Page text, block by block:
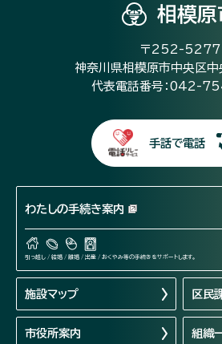
相模原
〒252-5277
神奈川県相模原市中央区
代表電話番号：042-
手話で電話
わたしの手続き案内
引っ越し / 結婚 / 離婚 / 出産 / おくやみ等の手続きをサポートします。
施設マップ 区民
市役所案内 組織